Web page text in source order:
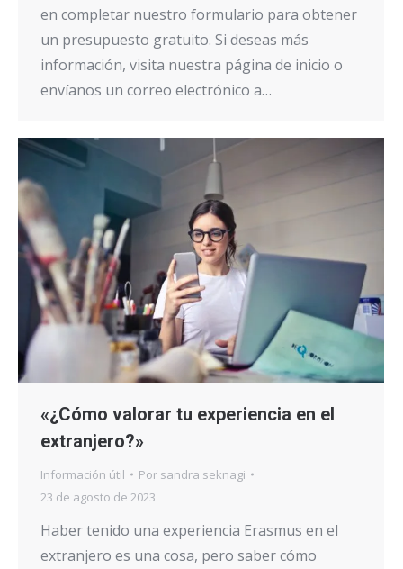
en completar nuestro formulario para obtener
un presupuesto gratuito. Si deseas más
información, visita nuestra página de inicio o
envíanos un correo electrónico a…
«¿Cómo valorar tu experiencia en el
extranjero?»
Información útil Por sandra seknagi
23 de agosto de 2023
Haber tenido una experiencia Erasmus en el
extranjero es una cosa, pero saber cómo